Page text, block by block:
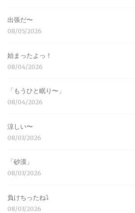
出張だ〜
08/05/2026
始まったよっ！
08/04/2026
「もうひと眠り〜」
08/04/2026
涼しい〜
08/03/2026
「砂漠」
08/03/2026
負けちったね⤵︎
08/03/2026